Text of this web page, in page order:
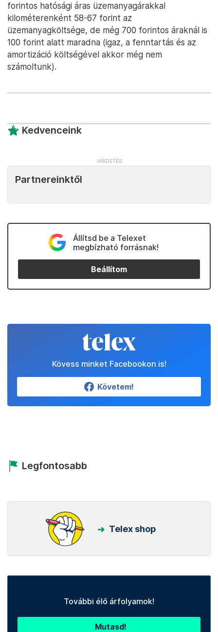
forintos hatósági áras üzemanyagárakkal
kilométerenként 58-67 forint az
üzemanyagköltsége, de még 700 forintos áraknál is
100 forint alatt maradna (igaz, a fenntartás és az
amortizáció költségével akkor még nem
számoltunk).
Kedvenceink
Partnereinktől
Állítsd be a Telexet
megbízható forrásnak!
Beállítom
Kövess minket Facebookon is!
Követem!
Legfontosabb
Telex shop
További élő árfolyamok!
Mutasd!